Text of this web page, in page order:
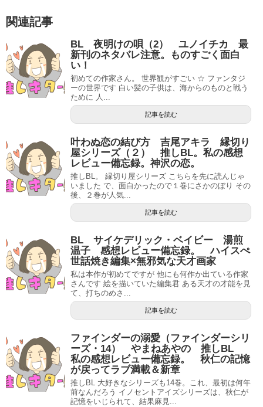
関連記事
BL 夜明けの唄（2） ユノイチカ 最
新刊のネタバレ注意。ものすごく面白
い！
初めての作家さん。 世界観がすごい ☆ ファンタジ
ーの世界です 白い髪の子供は、海からのものと戦う
ために 人...
記事を読む
叶わぬ恋の結び方 吉尾アキラ 縁切り
屋シリーズ（２） 推しBL。私の感想
レビュー備忘録。神沢の恋。
推しBL。 縁切り屋シリーズ こちらを先に読んじゃ
いました で、面白かったので１巻にさかのぼり その
後、２巻が人気...
記事を読む
BL サイケデリック・ベイビー 湯煎
温子 感想レビュー備忘録。 ハイスぺ
世話焼き編集×無邪気な天才画家
私は本作が初めてですが 他にも何作か出ている作家
さんです 絵を描いていた編集君 ある天才の才能を見
て、打ちのめさ...
記事を読む
ファインダーの溺愛（ファインダーシリ
ーズ・14） やまねあやの 推しBL
私の感想レビュー備忘録。 秋仁の記憶
が戻ってラブ満載＆新章
推しBL 大好きなシリーズも14巻。これ、最初は何年
前なんだろう イノセントアイズシリーズは、秋仁が
記憶をいじられて、結果麻見...